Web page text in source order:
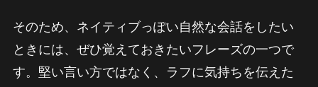
そのため、ネイティブっぽい自然な会話をしたい
ときには、ぜひ覚えておきたいフレーズの一つで
す。堅い言い方ではなく、ラフに気持ちを伝えた